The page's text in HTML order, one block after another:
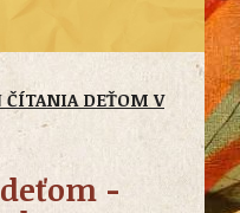
ČÍTANIA DEŤOM V
-